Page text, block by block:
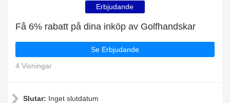
Erbjudande
Få 6% rabatt på dina inköp av Golfhandskar
Se Erbjudande
4 Visningar
Slutar: Inget slutdatum